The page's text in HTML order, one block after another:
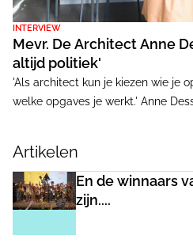
INTERVIEW
Mevr. De Architect Anne
altijd politiek'
'Als architect kun je kiezen wie je
welke opgaves je werkt.' Anne
Artikelen
En de winnaars
zijn....